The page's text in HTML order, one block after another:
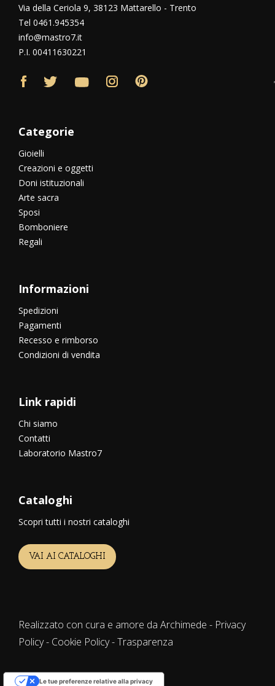
Via della Ceriola 9, 38123 Mattarello - Trento
Tel 0461.945354
info@mastro7.it
P.I. 00411630221
Categorie
Gioielli
Creazioni e oggetti
Doni istituzionali
Arte sacra
Sposi
Bomboniere
Regali
Informazioni
Spedizioni
Pagamenti
Recesso e rimborso
Condizioni di vendita
Link rapidi
Chi siamo
Contatti
Laboratorio Mastro7
Cataloghi
Scopri tutti i nostri cataloghi
VAI AI CATALOGHI
Realizzato con cura e amore da Archimede - Privacy
Policy- Cookie Policy-Trasparenza
Le tue preferenze relative alla privacy